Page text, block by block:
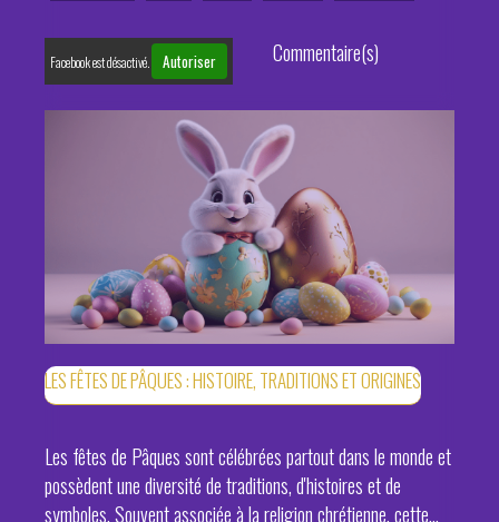
Facebook est désactivé. Autoriser Commentaire(s)
LES FÊTES DE PÂQUES : HISTOIRE, TRADITIONS ET ORIGINES
Les fêtes de Pâques sont célébrées partout dans le monde et
possèdent une diversité de traditions, d'histoires et de
symboles. Souvent associée à la religion chrétienne, cette